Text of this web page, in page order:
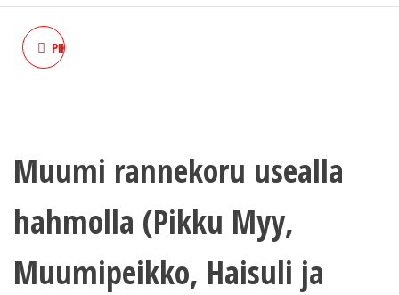
PIKKU MYY LIMITED EDITION
HELSINKI
Muumi rannekoru usealla
hahmolla (Pikku Myy,
Muumipeikko, Haisuli ja